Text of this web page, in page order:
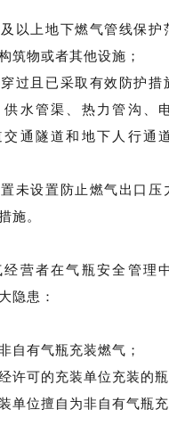
及以上地下燃气管线保
筑物或者其他设施；
穿过且已采取有效防护
供水管渠、热力管沟、
交通隧道和地下人行通
置未设置防止燃气出口
施。
营者在气瓶安全管理
隐患：
自有气瓶充装燃气；
许可的充装单位充装的瓶
单位擅自为非自有气瓶